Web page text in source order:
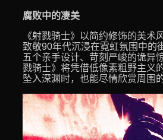
腐败中的凄美
《射戮骑士》以简约修饰的美术
致敬90年代沉浸在霓虹氛围中的
五个亲手设计、苛刻严峻的诡异
戮骑士》将凭借低像素粗野主义
坠入深渊时，也能尽情欣赏周围